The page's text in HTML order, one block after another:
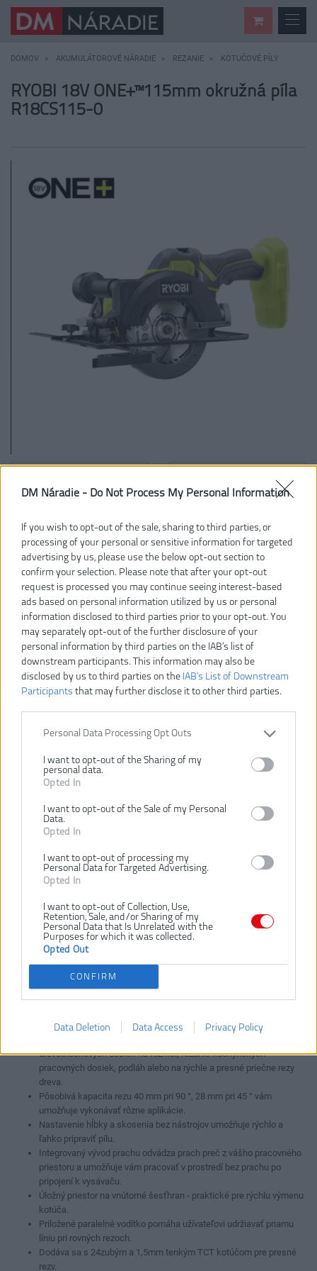
DM Náradie - Do Not Process My Personal Information
If you wish to opt-out of the sale, sharing to third parties, or
processing of your personal or sensitive information for targeted
advertising by us, please use the below opt-out section to
confirm your selection. Please note that after your opt-out
request is processed you may continue seeing interest-based
ads based on personal information utilized by us or personal
information disclosed to third parties prior to your opt-out. You
may separately opt-out of the further disclosure of your
personal information by third parties on the IAB’s list of
downstream participants. This information may also be
disclosed by us to third parties on the IAB’s List of Downstream
Participants that may further disclose it to other third parties.
Personal Data Processing Opt Outs
I want to opt-out of the Sharing of my
personal data.
Opted In
I want to opt-out of the Sale of my Personal
Data.
Opted In
I want to opt-out of processing my
Personal Data for Targeted Advertising.
Opted In
I want to opt-out of Collection, Use,
Retention, Sale, and/or Sharing of my
Personal Data that Is Unrelated with the
Purposes for which it was collected.
Opted Out
CONFIRM
Data Deletion Data Access Privacy Policy
DOMOV AKUMULÁTOROVÉ NÁRADIE REZANIE KOTUČOVÉ PÍLY
RYOBI 18V ONE+™115mm okružná píla
R18CS115-0
89,90 €
Dostupnosť: SKLADOM
Číslo produktu:
Typ tovaru:
Kotučové píly
EAN kód:
PN kód:
4892210256652
Záruka:
24 mesiacov
Dodávané v:
Kartón
Hmotnosť (bez aku):
drevotrieskových dosiek na rozmer, rezanie kuchynských
pracovných dosiek, podláh alebo na rýchle a presné priečne rezy
dreva.
Pôsobivá kapacita rezu 40 mm pri 90 °, 28 mm pri 45 ° vám
umožňuje vykonávať rôzne aplikácie.
Nastavenie hĺbky a skosenia bez nástrojov umožňuje rýchlo a
ľahko pripraviť pílu.
Integrovaný vývod prachu odvádza prach preč z vášho pracovného
priestoru a umožňuje vám pracovať v prostredí bez prachu po
pripojení k vysávaču.
Úložný priestor na vnútorné šesťhran - praktické pre rýchlu výmenu
kotúča.
Priložené paralelné vodítko pomáha užívateľovi udržiavať priamu
líniu pri rovných rezoch.
Dodáva sa s 24zubým a 1,5mm tenkým TCT kotúčom pre presné
rezy.